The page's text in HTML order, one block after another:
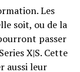
Les
soit, ou de la
passer
X|S. Cette
aussi leur